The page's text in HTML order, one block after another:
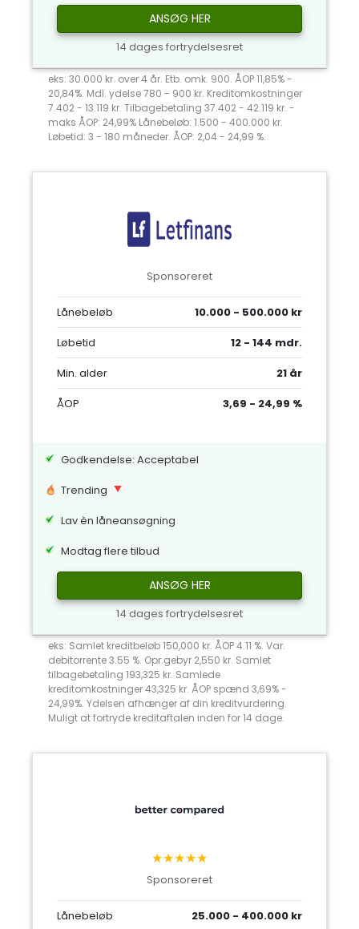
ANSØG HER
14 dages fortrydelsesret
eks: 30.000 kr. over 4 år. Etb. omk. 900. ÅOP 11,85% -
20,84%. Mdl. ydelse 780 - 900 kr. Kreditomkostninger
7.402 - 13.119 kr. Tilbagebetaling 37.402 - 42.119 kr. -
maks ÅOP: 24,99% Lånebeløb: 1.500 - 400.000 kr.
Løbetid: 3 - 180 måneder. ÅOP: 2,04 - 24,99 %.
Sponsoreret
Lånebeløb
10.000 - 500.000 kr
Løbetid
12 - 144 mdr.
Min. alder
21 år
ÅOP
3,69 - 24,99 %
Godkendelse: Acceptabel
Trending
Lav èn låneansøgning
Modtag flere tilbud
ANSØG HER
14 dages fortrydelsesret
eks: Samlet kreditbeløb 150,000 kr. ÅOP 4.11 %. Var.
debitorrente 3.55 %. Opr.gebyr 2,550 kr. Samlet
tilbagebetaling 193,325 kr. Samlede
kreditomkostninger 43,325 kr. ÅOP spænd 3,69% -
24,99%. Ydelsen afhænger af din kreditvurdering.
Muligt at fortryde kreditaftalen inden for 14 dage.
★★★★★
Sponsoreret
Lånebeløb 25.000 - 400.000 kr